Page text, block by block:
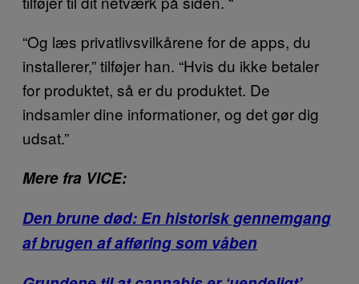
“Og læs privatlivsvilkårene for de apps, du
installerer,” tilføjer han. “Hvis du ikke betaler
for produktet, så er du produktet. De
indsamler dine informationer, og det gør dig
udsat.”
Mere fra VICE:
Den brune død: En historisk gennemgang
af brugen af afføring som våben